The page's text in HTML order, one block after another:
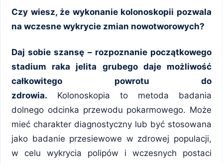
Czy wiesz, że wykonanie kolonoskopii pozwala
na wczesne wykrycie zmian nowotworowych?
Daj sobie szansę – rozpoznanie początkowego
stadium raka jelita grubego daje możliwość
całkowitego powrotu do
zdrowia. Kolonoskopia to metoda badania
dolnego odcinka przewodu pokarmowego. Może
mieć charakter diagnostyczny lub być stosowana
jako badanie przesiewowe w zdrowej populacji,
w celu wykrycia polipów i wczesnych postaci